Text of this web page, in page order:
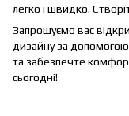
легко і швидко.
Запрошуємо вас
дизайну за допомогою
та забезпечте
сьогодні!